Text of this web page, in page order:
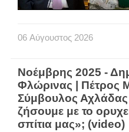
06 Αύγουστος 2026
Νοέμβρης 2025 -
Φλώρινας | Πέτρος
Σύμβουλος
ζήσουμε με το
σπίτια μας»; (video)